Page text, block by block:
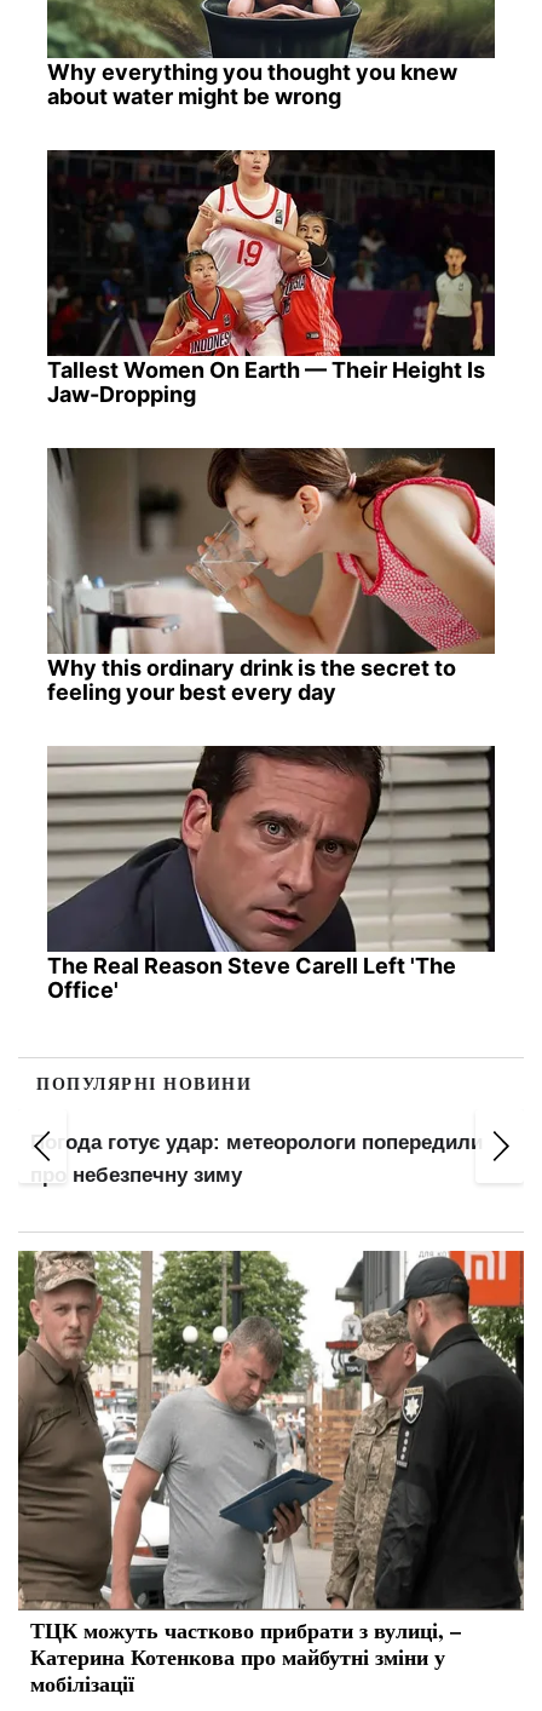
Why everything you thought you knew
about water might be wrong
Tallest Women On Earth — Their Height Is
Jaw-Dropping
Why this ordinary drink is the secret to
feeling your best every day
The Real Reason Steve Carell Left 'The
Office'
ПОПУЛЯРНІ НОВИНИ
Погода готує удар: метеорологи попередили
про небезпечну зиму
ТЦК можуть частково прибрати з вулиці, –
Катерина Котенкова про майбутні зміни у
мобілізації